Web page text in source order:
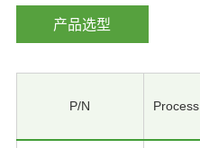
产品选型
P/N Process